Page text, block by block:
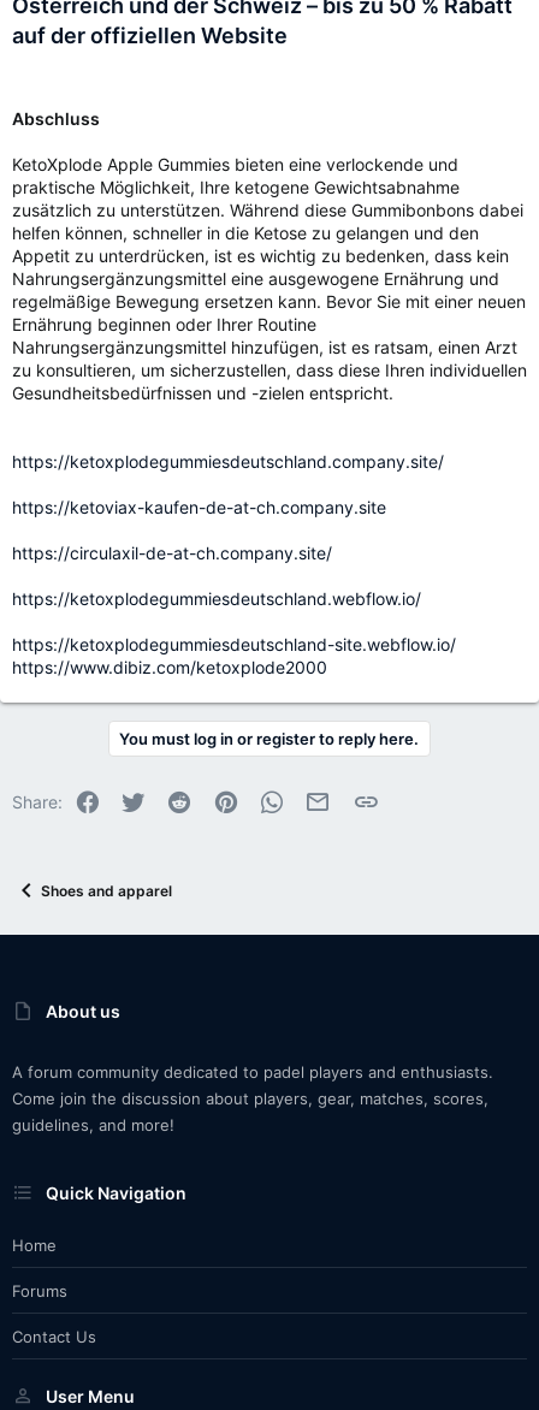
Österreich und der Schweiz – bis zu 50 % Rabatt
auf der offiziellen Website
Abschluss
KetoXplode Apple Gummies bieten eine verlockende und
praktische Möglichkeit, Ihre ketogene Gewichtsabnahme
zusätzlich zu unterstützen. Während diese Gummibonbons dabei
helfen können, schneller in die Ketose zu gelangen und den
Appetit zu unterdrücken, ist es wichtig zu bedenken, dass kein
Nahrungsergänzungsmittel eine ausgewogene Ernährung und
regelmäßige Bewegung ersetzen kann. Bevor Sie mit einer neuen
Ernährung beginnen oder Ihrer Routine
Nahrungsergänzungsmittel hinzufügen, ist es ratsam, einen Arzt
zu konsultieren, um sicherzustellen, dass diese Ihren individuellen
Gesundheitsbedürfnissen und -zielen entspricht.
https://ketoxplodegummiesdeutschland.company.site/
https://ketoviax-kaufen-de-at-ch.company.site
https://circulaxil-de-at-ch.company.site/
https://ketoxplodegummiesdeutschland.webflow.io/
https://ketoxplodegummiesdeutschland-site.webflow.io/
https://www.dibiz.com/ketoxplode2000
You must log in or register to reply here.
Share: Facebook
Twitter Reddit PinterestWhatsApp
Email Link
Shoes and apparel
About us
A forum community dedicated to padel players and enthusiasts.
Come join the discussion about players, gear, matches, scores,
guidelines, and more!
Quick Navigation
Home
Forums
Contact Us
User Menu